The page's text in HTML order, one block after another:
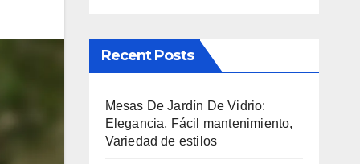
Recent Posts
Mesas De Jardín De Vidrio:
Elegancia, Fácil mantenimiento,
Variedad de estilos